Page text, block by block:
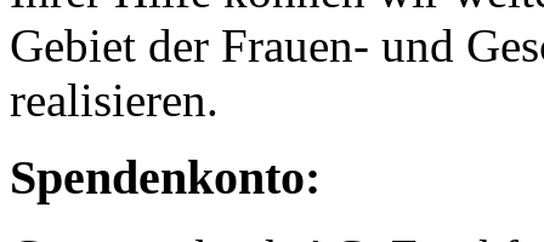
Gebiet der Frauen- und
realisieren.
Spendenkonto: